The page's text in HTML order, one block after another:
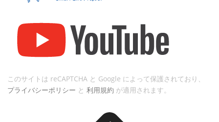
このサイトは reCAPTCHA と Google によって保護されており、
プライバシーポリシー と 利用規約 が適用されます。